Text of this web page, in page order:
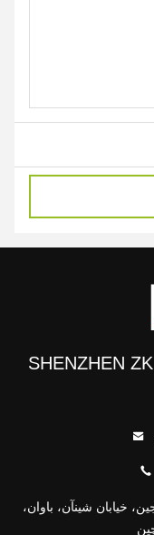
SHENZHEN
شماره 269 جاده قیانجین، خیابان شینآن، باوان،